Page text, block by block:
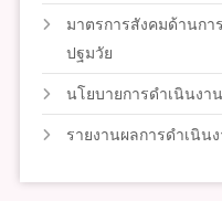
มาตรการสังคมด้านกา
ปฐมวัย
นโยบายการดำเนินงาน
รายงานผลการดำเนิน